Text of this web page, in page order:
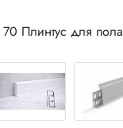
Плинтус для пола